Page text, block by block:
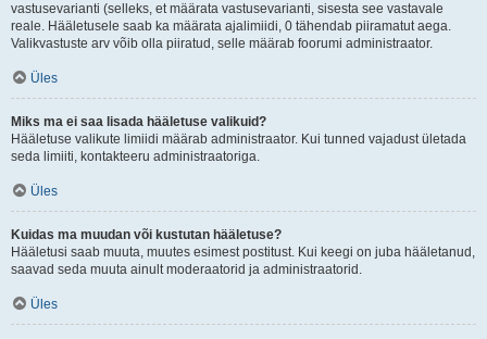
vastusevarianti (selleks, et määrata vastusevarianti, sisesta see vastavale
reale. Hääletusele saab ka määrata ajalimiidi, 0 tähendab piiramatut aega.
Valikvastuste arv võib olla piiratud, selle määrab foorumi administraator.
Üles
Miks ma ei saa lisada hääletuse valikuid?
Hääletuse valikute limiidi määrab administraator. Kui tunned vajadust ületada
seda limiiti, kontakteeru administraatoriga.
Üles
Kuidas ma muudan või kustutan hääletuse?
Hääletusi saab muuta, muutes esimest postitust. Kui keegi on juba hääletanud,
saavad seda muuta ainult moderaatorid ja administraatorid.
Üles